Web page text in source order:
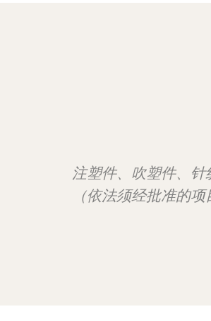
注塑件、吹塑件、
（依法须经批准的